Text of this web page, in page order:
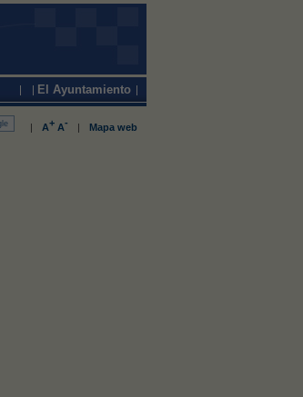
El Ayuntamiento
| A+ A- | Mapa web